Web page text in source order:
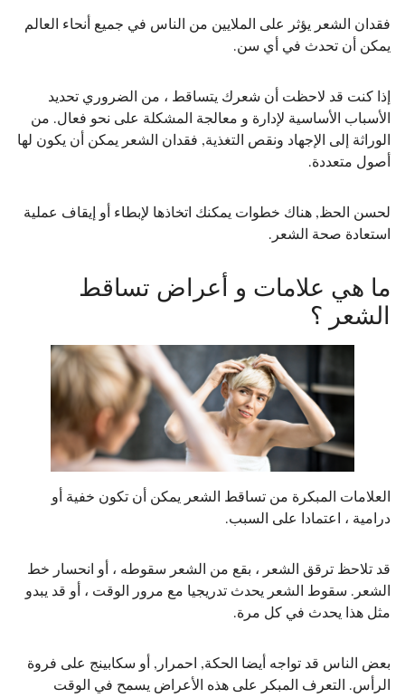
فقدان الشعر يؤثر على الملايين من الناس في جميع أنحاء العالم
يمكن أن تحدث في أي سن.
إذا كنت قد لاحظت أن شعرك يتساقط ، من الضروري تحديد
الأسباب الأساسية لإدارة و معالجة المشكلة على نحو فعال. من
الوراثة إلى الإجهاد ونقص التغذية, فقدان الشعر يمكن أن يكون لها
أصول متعددة.
لحسن الحظ, هناك خطوات يمكنك اتخاذها لإبطاء أو إيقاف عملية
استعادة صحة الشعر.
ما هي علامات و أعراض تساقط
الشعر ؟
العلامات المبكرة من تساقط الشعر يمكن أن تكون خفية أو
درامية ، اعتمادا على السبب.
قد تلاحظ ترقق الشعر ، بقع من الشعر سقوطه ، أو انحسار خط
الشعر. سقوط الشعر يحدث تدريجيا مع مرور الوقت ، أو قد يبدو
مثل هذا يحدث في كل مرة.
بعض الناس قد تواجه أيضا الحكة, احمرار, أو سكابينج على فروة
الرأس. التعرف المبكر على هذه الأعراض يسمح في الوقت